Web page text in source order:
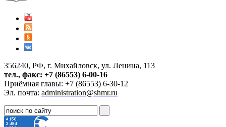
356240, РФ, г. Михайловск, ул. Ленина, 113
тел., факс: +7 (86553) 6-00-16
Приёмная главы: +7 (86553) 6-30-12
Эл. почта: administration@shmr.ru